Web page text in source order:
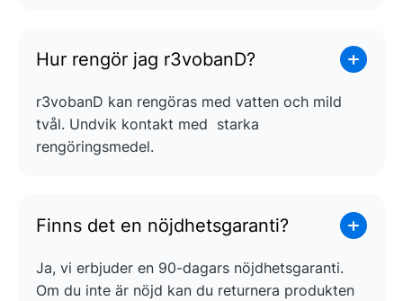
Hur rengör jag r3vobanD?
r3vobanD kan rengöras med vatten och mild
tvål. Undvik kontakt med starka
rengöringsmedel.
Finns det en nöjdhetsgaranti?
Ja, vi erbjuder en 90-dagars nöjdhetsgaranti.
Om du inte är nöjd kan du returnera produkten